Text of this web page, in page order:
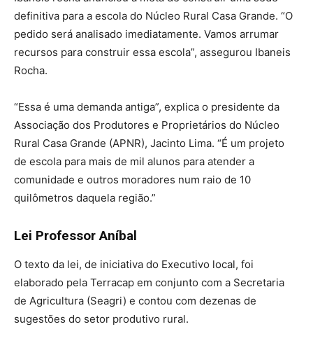
definitiva para a escola do Núcleo Rural Casa Grande. “O
pedido será analisado imediatamente. Vamos arrumar
recursos para construir essa escola”, assegurou Ibaneis
Rocha.
“Essa é uma demanda antiga”, explica o presidente da
Associação dos Produtores e Proprietários do Núcleo
Rural Casa Grande (APNR), Jacinto Lima. “É um projeto
de escola para mais de mil alunos para atender a
comunidade e outros moradores num raio de 10
quilômetros daquela região.”
Lei Professor Aníbal
O texto da lei, de iniciativa do Executivo local, foi
elaborado pela Terracap em conjunto com a Secretaria
de Agricultura (Seagri) e contou com dezenas de
sugestões do setor produtivo rural.